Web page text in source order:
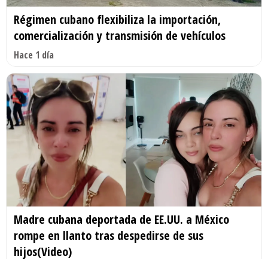
Régimen cubano flexibiliza la importación,
comercialización y transmisión de vehículos
Hace 1 día
Madre cubana deportada de EE.UU. a México
rompe en llanto tras despedirse de sus
hijos(Video)